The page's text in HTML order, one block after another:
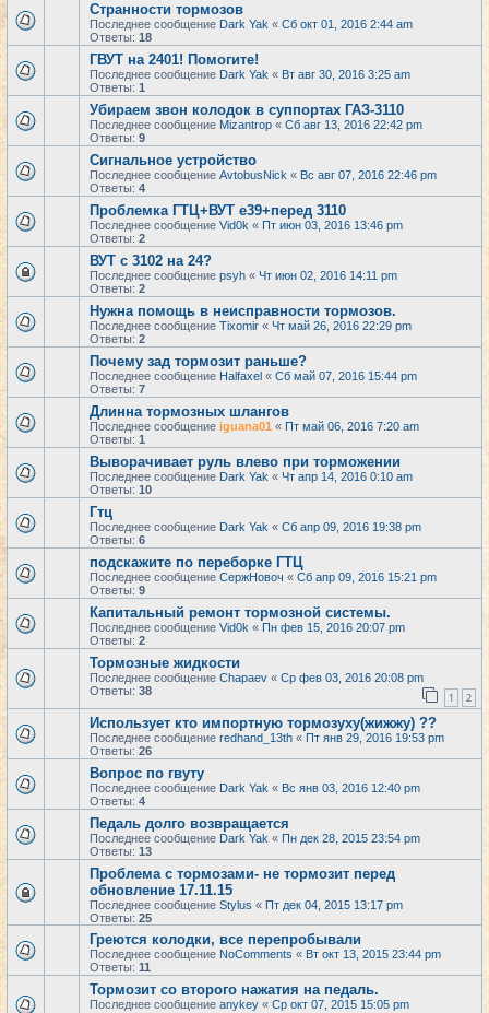
Странности тормозов
Последнее сообщение Dark Yak « Сб окт 01, 2016 2:44 am
Ответы: 18
ГВУТ на 2401! Помогите!
Последнее сообщение Dark Yak « Вт авг 30, 2016 3:25 am
Ответы: 1
Убираем звон колодок в суппортах ГАЗ-3110
Последнее сообщение Mizantrop « Сб авг 13, 2016 22:42 pm
Ответы: 9
Сигнальное устройство
Последнее сообщение AvtobusNick « Вс авг 07, 2016 22:46 pm
Ответы: 4
Проблемка ГТЦ+ВУТ е39+перед 3110
Последнее сообщение Vid0k « Пт июн 03, 2016 13:46 pm
Ответы: 2
ВУТ с 3102 на 24?
Последнее сообщение psyh « Чт июн 02, 2016 14:11 pm
Ответы: 2
Нужна помощь в неисправности тормозов.
Последнее сообщение Tixomir « Чт май 26, 2016 22:29 pm
Ответы: 2
Почему зад тормозит раньше?
Последнее сообщение Halfaxel « Сб май 07, 2016 15:44 pm
Ответы: 7
Длинна тормозных шлангов
Последнее сообщение iguana01 « Пт май 06, 2016 7:20 am
Ответы: 1
Выворачивает руль влево при торможении
Последнее сообщение Dark Yak « Чт апр 14, 2016 0:10 am
Ответы: 10
Гтц
Последнее сообщение Dark Yak « Сб апр 09, 2016 19:38 pm
Ответы: 6
подскажите по переборке ГТЦ
Последнее сообщение СержНовоч « Сб апр 09, 2016 15:21 pm
Ответы: 9
Капитальный ремонт тормозной системы.
Последнее сообщение Vid0k « Пн фев 15, 2016 20:07 pm
Ответы: 2
Тормозные жидкости
Последнее сообщение Chapaev « Ср фев 03, 2016 20:08 pm
Ответы: 38 1 2
Использует кто импортную тормозуху(жижжу) ??
Последнее сообщение redhand_13th « Пт янв 29, 2016 19:53 pm
Ответы: 26
Вопрос по гвуту
Последнее сообщение Dark Yak « Вс янв 03, 2016 12:40 pm
Ответы: 4
Педаль долго возвращается
Последнее сообщение Dark Yak « Пн дек 28, 2015 23:54 pm
Ответы: 13
Проблема с тормозами- не тормозит перед
обновление 17.11.15
Последнее сообщение Stylus « Пт дек 04, 2015 13:17 pm
Ответы: 25
Греются колодки, все перепробывали
Последнее сообщение NoComments « Вт окт 13, 2015 23:44 pm
Ответы: 11
Тормозит со второго нажатия на педаль.
Последнее сообщение anykey « Ср окт 07, 2015 15:05 pm